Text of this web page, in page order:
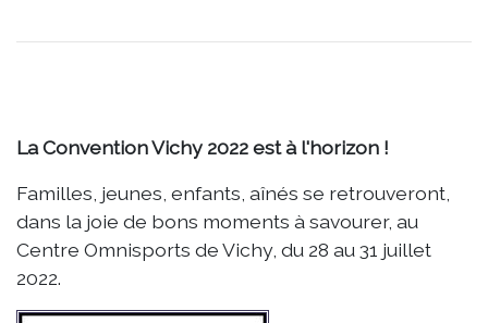
La Convention Vichy 2022 est à l'horizon !
Familles, jeunes, enfants, aînés se retrouveront,
dans la joie de bons moments à savourer, au
Centre Omnisports de Vichy, du 28 au 31 juillet
2022.